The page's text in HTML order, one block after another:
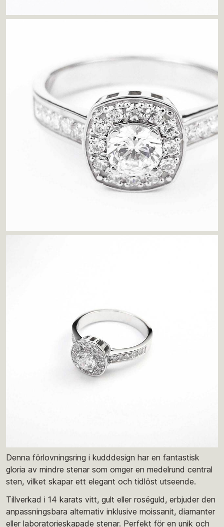
Denna förlovningsring i kudddesign har en fantastisk
gloria av mindre stenar som omger en medelrund central
sten, vilket skapar ett elegant och tidlöst utseende.
Tillverkad i 14 karats vitt, gult eller roséguld, erbjuder den
anpassningsbara alternativ inklusive moissanit, diamanter
eller laboratorieskapade stenar. Perfekt för en unik och